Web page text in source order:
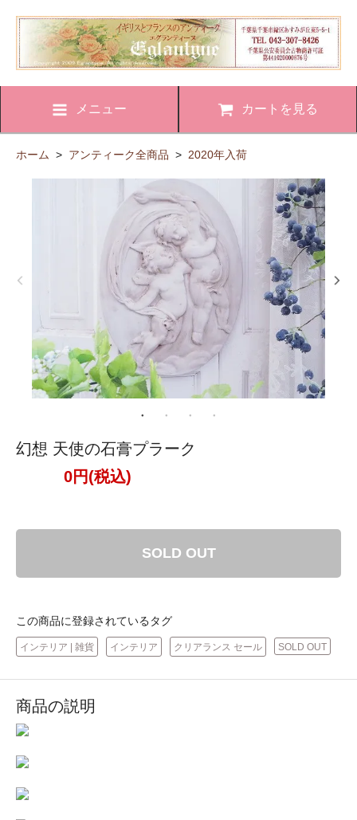
メニュー カートを見る
ホーム > アンティーク全商品 > 2020年入荷
幻想 天使の石膏プラーク
0円(税込)
SOLD OUT
この商品に登録されているタグ
インテリア | 雑貨 インテリア クリアランス セール SOLD OUT
商品の説明